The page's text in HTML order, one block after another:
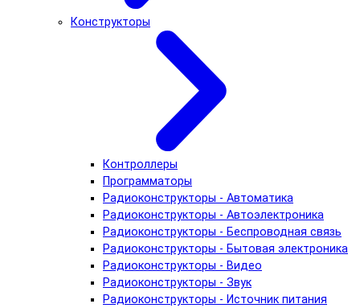
Конструкторы
Контроллеры
Программаторы
Радиоконструкторы - Автоматика
Радиоконструкторы - Автоэлектроника
Радиоконструкторы - Беспроводная связь
Радиоконструкторы - Бытовая электроника
Радиоконструкторы - Видео
Радиоконструкторы - Звук
Радиоконструкторы - Источник питания